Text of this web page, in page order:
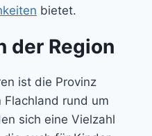
bietet.
der Region
ist die Provinz
rund um
sich eine Vielzahl